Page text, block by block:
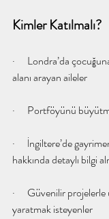
Kimler Katılmalı?
·      Londra’da
alanı arayan aileler
·      Portföyünü
·      İngiltere’de
hakkında detaylı bilgi
·      Güvenilir
yaratmak isteyenler